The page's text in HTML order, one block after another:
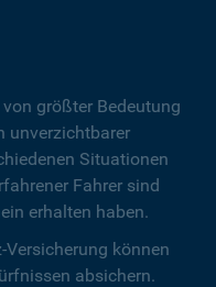
größter Bedeutung
unverzichtbarer
Situationen
Fahrer sind
erhalten haben.
können
absichern.